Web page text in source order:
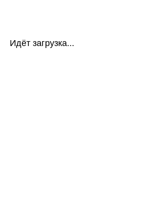
Идёт загрузка...